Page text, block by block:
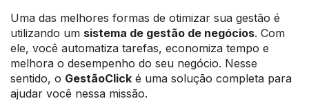
Uma das melhores formas de otimizar sua gestão é
utilizando um sistema de gestão de negócios. Com
ele, você automatiza tarefas, economiza tempo e
melhora o desempenho do seu negócio. Nesse
sentido, o GestãoClick é uma solução completa para
ajudar você nessa missão.